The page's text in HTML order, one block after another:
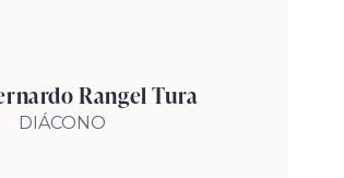
Rangel Tura
DIÁCONO